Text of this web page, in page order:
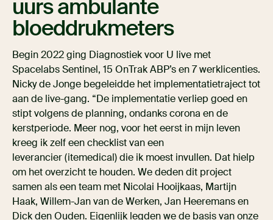
uurs ambulante
bloeddrukmeters
Begin 2022 ging Diagnostiek voor U live met
Spacelabs Sentinel, 15 OnTrak ABP’s en 7 werklicenties.
Nicky de Jonge begeleidde het implementatietraject tot
aan de live-gang. “De implementatie verliep goed en
stipt volgens de planning, ondanks corona en de
kerstperiode. Meer nog, voor het eerst in mijn leven
kreeg ik zelf een checklist van een
leverancier (itemedical) die ik moest invullen. Dat hielp
om het overzicht te houden. We deden dit project
samen als een team met Nicolai Hooijkaas, Martijn
Haak, Willem-Jan van de Werken, Jan Heeremans en
Dick den Ouden. Eigenlijk legden we de basis van onze